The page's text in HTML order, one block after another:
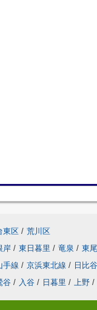
東区 / 荒川区
岸 / 東日暮里 / 竜泉 / 東
手線 / 京浜東北線 / 日比
谷 / 入谷 / 日暮里 / 上野 /